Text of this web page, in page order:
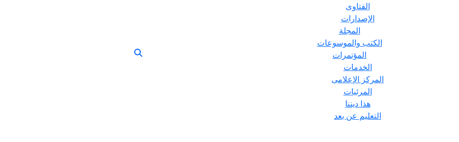
الفتاوى
الإصدارات
المجلة
الكتب والموسوعات
المؤتمرات
الخدمات
المركز الإعلامى
المرئيات
هذا ديننا
التعليم عن بعد